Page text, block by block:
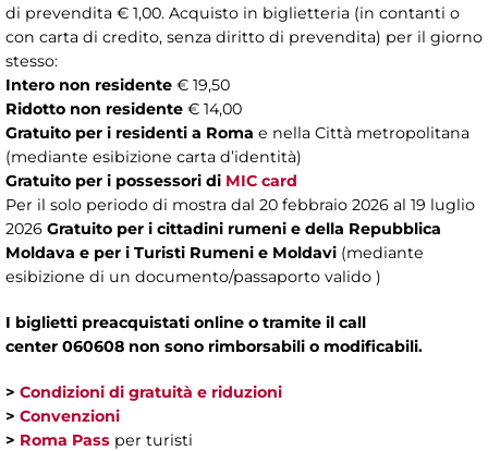
di prevendita € 1,00. Acquisto in biglietteria (in contanti o
con carta di credito, senza diritto di prevendita) per il giorno
stesso:
Intero non residente € 19,50
Ridotto non residente € 14,00
Gratuito per i residenti a Roma e nella Città metropolitana
(mediante esibizione carta d’identità)
Gratuito per i possessori di MIC card
Per il solo periodo di mostra dal 20 febbraio 2026 al 19 luglio
2026 Gratuito per i cittadini rumeni e della Repubblica
Moldava e per i Turisti Rumeni e Moldavi (mediante
esibizione di un documento/passaporto valido )
I biglietti preacquistati online o tramite il call
center 060608 non sono rimborsabili o modificabili.
> Condizioni di gratuità e riduzioni
> Convenzioni
> Roma Pass per turisti